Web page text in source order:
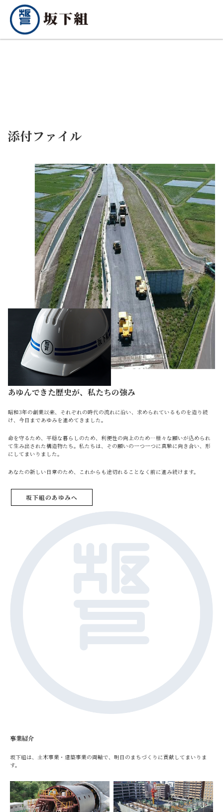
添付ファイル
あゆんできた歴史が、私たちの強み
昭和3年の創業以来、それぞれの時代の流れに沿い、求められているものを造り続
け、今日まであゆみを進めてきました。
命を守るため、平穏な暮らしのため、利便性の向上のため…様々な願いが込められ
て生み出された構造物たち。私たちは、その願いの一つ一つに真摯に向き合い、形
にしてまいりました。
あなたの新しい日常のため、これからも途切れることなく前に進み続けます。
坂下組のあゆみへ
事業紹介
坂下組は、土木事業・建築事業の両輪で、明日のまちづくりに貢献してまいりま
す。